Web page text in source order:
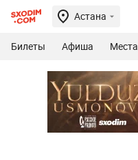
Астана
Билеты Афиша Места